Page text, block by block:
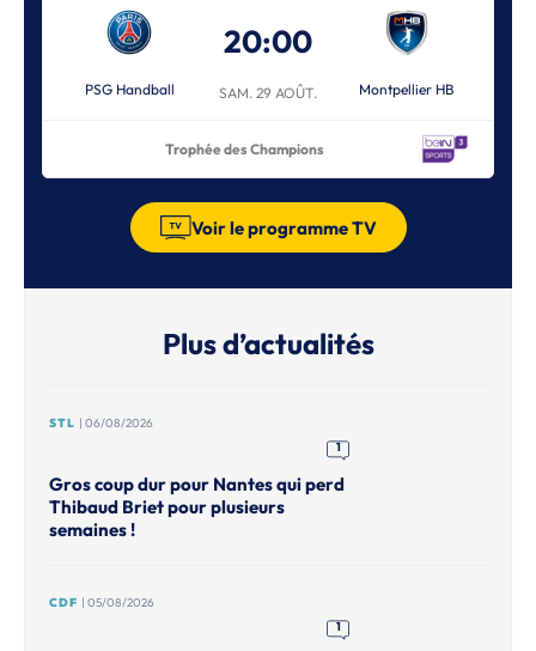
PSG Handball
20:00
SAM. 29 AOÛT. Montpellier HB
Trophée des Champions
Voir le programme TV
Plus d’actualités
STL | 06/08/2026
1
Gros coup dur pour Nantes qui perd
Thibaud Briet pour plusieurs
semaines !
CDF | 05/08/2026
1